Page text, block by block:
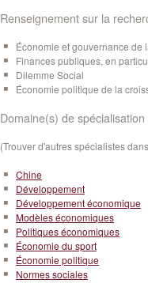
Renseignement sur la
Économie et gouvernance de
Finances publiques, en
Dilemme Social
Économie politique de la
Domaine(s) de spécialisation
(Trouver d'autres spécialistes
Chine
Développement
Développement économique
Modèles économiques
Politiques économiques
Économie du sport
Économie politique
Normes sociales